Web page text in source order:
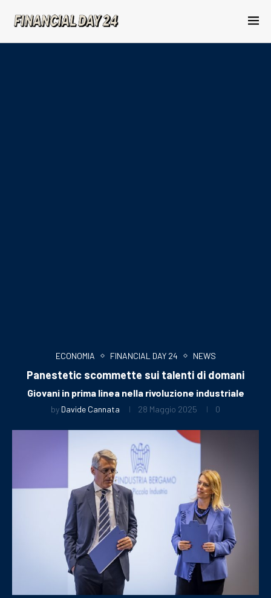
ECONOMIA FINANCIAL DAY 24 NEWS
Panestetic scommette sui talenti di domani
Giovani in prima linea nella rivoluzione industriale
by Davide Cannata 28 Maggio 2025 0